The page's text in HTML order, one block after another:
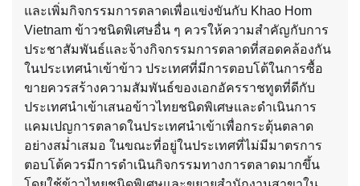
และเพิ่มกิจกรรมการตลาดเพื่อแข่งขันกับ Khao Hom
Vietnam ข้าวชนิดพิเศษอื่น ๆ ควรให้ความสำคัญกับการ
ประชาสัมพันธ์และจ้างกิจกรรมการตลาดที่สอดคล้องกัน
ในประเทศนำเข้าข้าว ประเทศที่มีการตอบโต้ในการซื้อ
ขายควรสร้างความสัมพันธ์ของเอกอัครราชทูตที่ดีกับ
ประเทศนำเข้าเสนอข้าวไทยชนิดพิเศษและดำเนินการ
แคมเปญการตลาดในประเทศนำเข้าเพื่อกระตุ้นตลาด
อย่างสม่ำเสมอ ในขณะที่อยู่ในประเทศที่ไม่มีมาตรการ
ตอบโต้ควรมีการดำเนินกิจกรรมทางการตลาดมากขึ้น